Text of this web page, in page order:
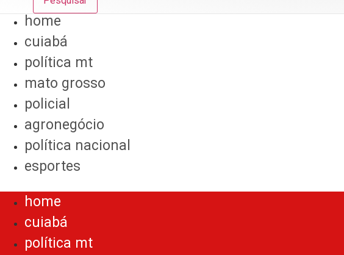
home
cuiabá
política mt
mato grosso
policial
agronegócio
política nacional
esportes
home
cuiabá
política mt